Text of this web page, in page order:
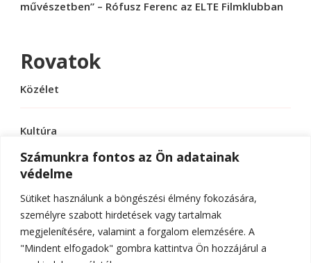
Számunkra fontos az Ön adatainak
védelme
Sütiket használunk a böngészési élmény fokozására,
személyre szabott hirdetések vagy tartalmak
megjelenítésére, valamint a forgalom elemzésére. A
"Mindent elfogadok" gombra kattintva Ön hozzájárul a
művészetben” – Rófusz Ferenc az ELTE Filmklubban
Rovatok
Közélet
Kultúra
Sport
Tudomány